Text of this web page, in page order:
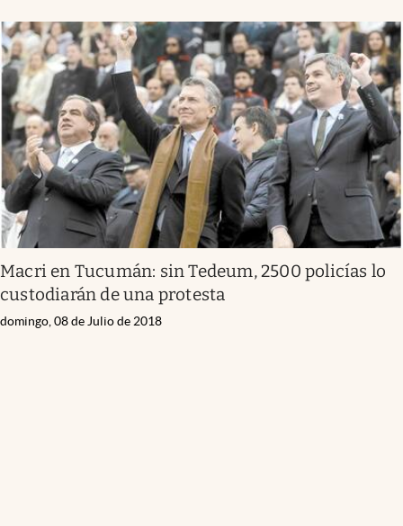
Macri en Tucumán: sin Tedeum, 2500 policías lo
custodiarán de una protesta
domingo, 08 de Julio de 2018